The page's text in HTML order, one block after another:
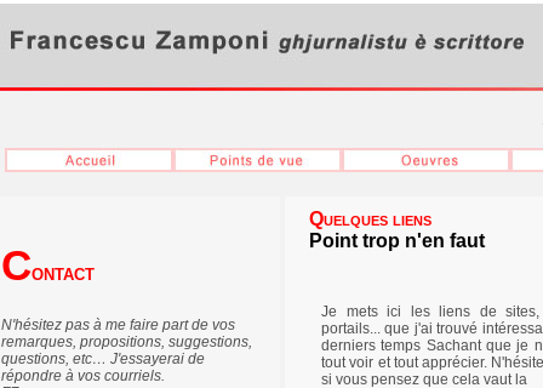
CONTACT
N'hésitez pas à me faire part de vos
remarques, propositions, suggestions,
questions, etc… J'essayerai de
répondre à vos courriels.
Quelques liens
Point trop n'en faut
Je mets ici les liens de sites,
portails... que j'ai trouvé
derniers temps Sachant que je
tout voir et tout apprécier.
si vous pensez que cela vaut la